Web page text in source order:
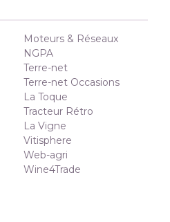
Moteurs & Réseaux
NGPA
Terre-net
Terre-net Occasions
La Toque
Tracteur Rétro
La Vigne
Vitisphere
Web-agri
Wine4Trade